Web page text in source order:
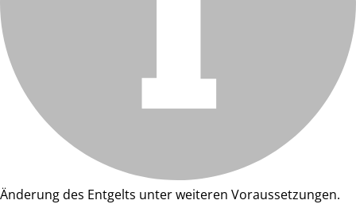
Änderung des Entgelts unter weiteren Voraussetzungen.